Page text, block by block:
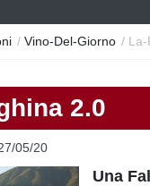
/ Vino-Del-Giorno /
2.0
05/20
Una